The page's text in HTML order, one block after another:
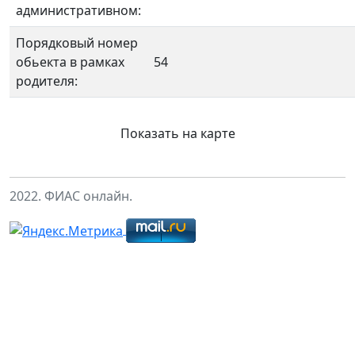
административном:
Порядковый номер
обьекта в рамках
родителя:
54
Показать на карте
2022. ФИАС онлайн.